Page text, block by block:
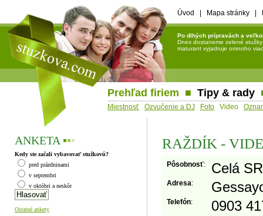
Úvod Mapa stránky
Po dlhých prípravách a
Dnes dostaneme zelené
maturant vyjadruje omnoho
Prehľad firiem ■ Tipy & rady
Miestnosť Ozvučenie a DJ Foto Video
ANKETA ▪▪▪
Kedy ste začali vybavovať stužkovú?
pred prázdninami
v septembri
v októbri a neskôr
Ostatné ankety
RAŽDÍK -
Pôsobnosť: Celá SR
Adresa:
Telefón: 0903